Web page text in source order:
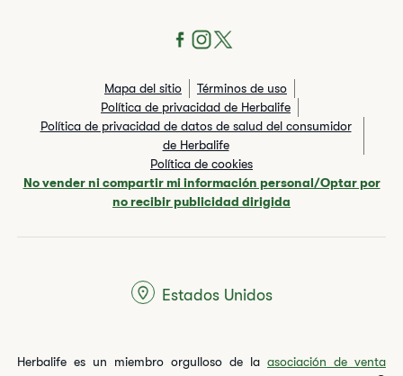
Mapa del sitio
Términos de uso
Política de privacidad de Herbalife
Política de privacidad de datos de salud del consumidor
de Herbalife
Política de cookies
No vender ni compartir mi información personal/Optar por
no recibir publicidad dirigida
Herbalife es un miembro orgulloso de la asociación de venta
Estados Unidos